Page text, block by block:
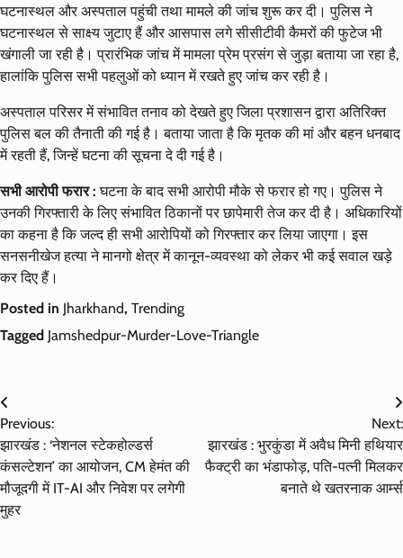
घटनास्थल और अस्पताल पहुंची तथा मामले की जांच शुरू कर दी। पुलिस ने
घटनास्थल से साक्ष्य जुटाए हैं और आसपास लगे सीसीटीवी कैमरों की फुटेज भी
खंगाली जा रही है। प्रारंभिक जांच में मामला प्रेम प्रसंग से जुड़ा बताया जा रहा है,
हालांकि पुलिस सभी पहलुओं को ध्यान में रखते हुए जांच कर रही है।
अस्पताल परिसर में संभावित तनाव को देखते हुए जिला प्रशासन द्वारा अतिरिक्त
पुलिस बल की तैनाती की गई है। बताया जाता है कि मृतक की मां और बहन धनबाद
में रहती हैं, जिन्हें घटना की सूचना दे दी गई है।
सभी आरोपी फरार : घटना के बाद सभी आरोपी मौके से फरार हो गए। पुलिस ने
उनकी गिरफ्तारी के लिए संभावित ठिकानों पर छापेमारी तेज कर दी है। अधिकारियों
का कहना है कि जल्द ही सभी आरोपियों को गिरफ्तार कर लिया जाएगा। इस
सनसनीखेज हत्या ने मानगो क्षेत्र में कानून-व्यवस्था को लेकर भी कई सवाल खड़े
कर दिए हैं।
Posted in Jharkhand, Trending
Tagged Jamshedpur-Murder-Love-Triangle
Post
navigation
Previous:
झारखंड : ‘नेशनल स्टेकहोल्डर्स
कंसल्टेशन’ का आयोजन, CM हेमंत की
मौजूदगी में IT-AI और निवेश पर लगेगी
मुहर
Next:
झारखंड : भुरकुंडा में अवैध मिनी हथियार
फैक्ट्री का भंडाफोड़, पति-पत्नी मिलकर
बनाते थे खतरनाक आर्म्स